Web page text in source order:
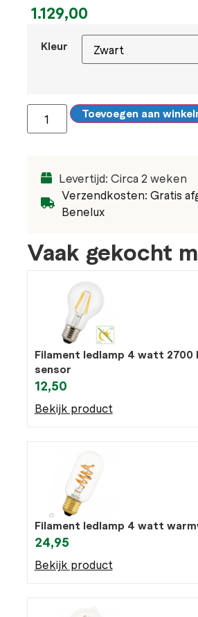
1.129,00
Kleur
Toevoegen aan
Levertijd: Circa 2 weken
Verzendkosten: Gratis
Benelux
Vaak gekocht
Filament ledlamp 4 watt 2700
sensor
12,50
Bekijk product
Filament ledlamp 4 watt
24,95
Bekijk product